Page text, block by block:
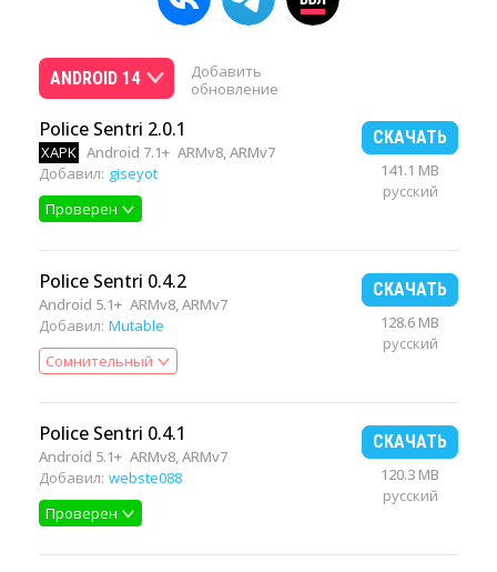
ANDROID 14
Добавить
обновление
Police Sentri 2.0.1
XAPK Android 7.1+ ARMv8, ARMv7
Добавил: giseyot
Проверен
СКАЧАТЬ
141.1 MB
русский
Police Sentri 0.4.2
Android 5.1+ ARMv8, ARMv7
Добавил: Mutable
Сомнительный
СКАЧАТЬ
128.6 MB
русский
Police Sentri 0.4.1
Android 5.1+ ARMv8, ARMv7
Добавил: webste088
Проверен
СКАЧАТЬ
120.3 MB
русский